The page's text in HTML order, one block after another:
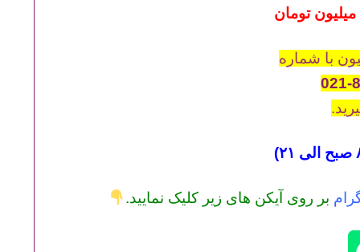
با شماره
021-
بر روی آیکن های زیر کلیک نمایید.